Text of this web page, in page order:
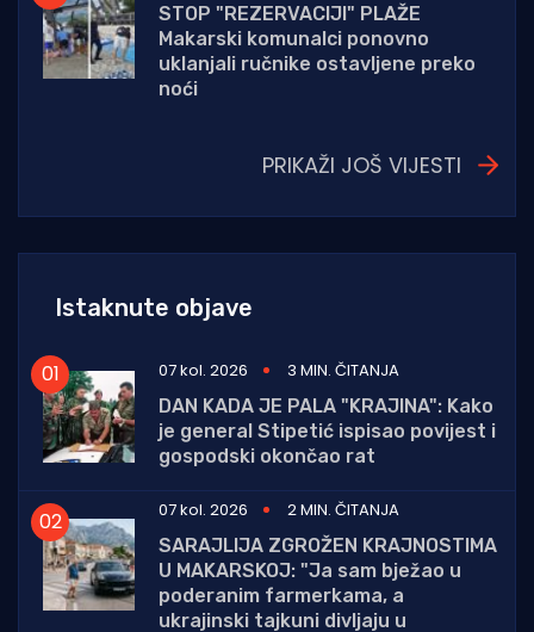
STOP "REZERVACIJI" PLAŽE
Makarski komunalci ponovno
uklanjali ručnike ostavljene preko
noći
PRIKAŽI JOŠ VIJESTI
Istaknute objave
07 kol. 2026
3 MIN. ČITANJA
DAN KADA JE PALA "KRAJINA": Kako
je general Stipetić ispisao povijest i
gospodski okončao rat
07 kol. 2026
2 MIN. ČITANJA
SARAJLIJA ZGROŽEN KRAJNOSTIMA
U MAKARSKOJ: "Ja sam bježao u
poderanim farmerkama, a
ukrajinski tajkuni divljaju u